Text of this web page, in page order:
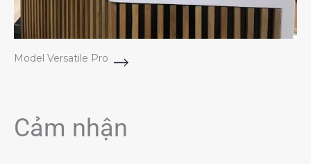
Model Versatile Pro
Cảm nhận